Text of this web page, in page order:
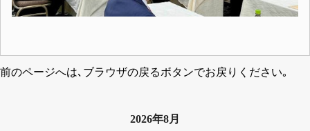
前のページへは､ブラウザの戻るボタンでお戻りください｡
2026年8月